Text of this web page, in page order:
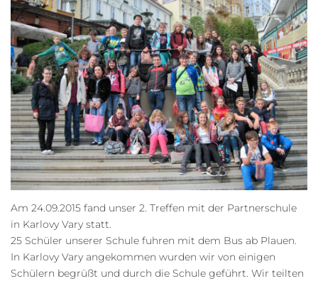
Am 24.09.2015 fand unser 2. Treffen mit der Partnerschule
in Karlovy Vary statt.
25 Schüler unserer Schule fuhren mit dem Bus ab Plauen.
In Karlovy Vary angekommen wurden wir von einigen
Schülern begrüßt und durch die Schule geführt. Wir teilten